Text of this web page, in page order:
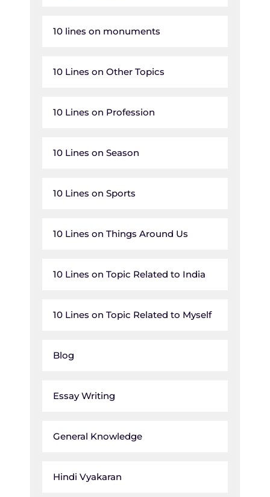
10 lines on monuments
10 Lines on Other Topics
10 Lines on Profession
10 Lines on Season
10 Lines on Sports
10 Lines on Things Around Us
10 Lines on Topic Related to India
10 Lines on Topic Related to Myself
Blog
Essay Writing
General Knowledge
Hindi Vyakaran